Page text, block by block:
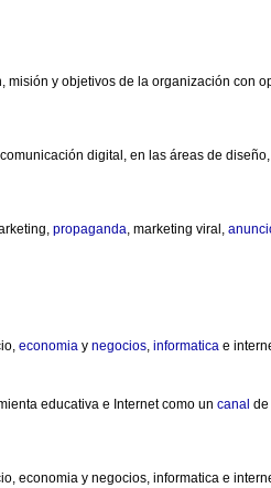
y objetivos de la organización con
digital, en las áreas de
propaganda, marketing viral,
economia y negocios, informatica e
educativa e Internet como un canal de
economia y negocios, informatica e